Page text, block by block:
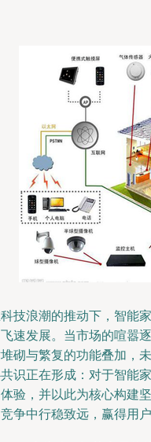
技浪潮的推动下，智能
速发展。当市场的喧嚣
砌与繁复的功能叠加，
识正在形成：对于智能
验，并以此为核心构建
争中行稳致远，赢得用户